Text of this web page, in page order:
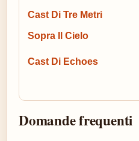
Cast Di Tre Metri
Sopra Il Cielo
Cast Di Echoes
Domande frequenti